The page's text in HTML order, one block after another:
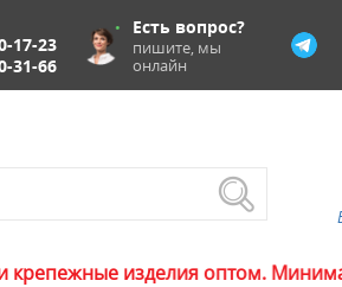
Есть вопрос?
пишите, мы
онлайн
17-23
31-66
оптом. Минимальная сумма